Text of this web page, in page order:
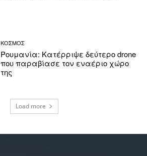
ΚΟΣΜΟΣ
Ρουμανία: Κατέρριψε δεύτερο drone
που παραβίασε τον εναέριο χώρο
της
Load more